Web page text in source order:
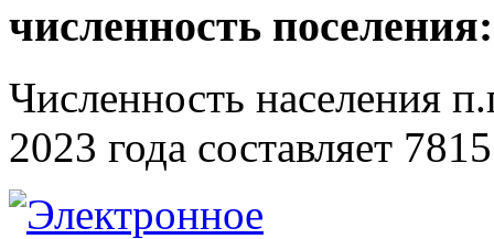
численность поселения:
Численность населения
2023 года составляет